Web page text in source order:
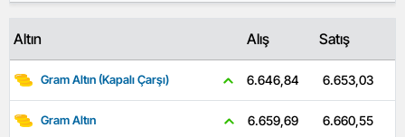
Altın Alış Satış
Gram Altın (Kapalı Çarşı) 6.646,84 6.653,03
Gram Altın 6.659,69 6.660,55